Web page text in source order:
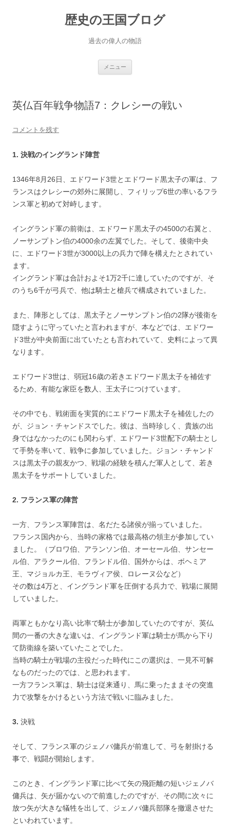
歴史の王国ブログ
過去の偉人の物語
メニュー
ス
英仏百年戦争物語7：クレシーの戦い
コメントを残す
1. 決戦のイングランド陣営
1346年8月26日、エドワード3世とエドワード黒太子の軍は、フ
ランスはクレシーの郊外に展開し、フィリップ6世の率いるフラ
ンス軍と初めて対峙します。
イングランド軍の前衛は、エドワード黒太子の4500の右翼と、
ノーサンプトン伯の4000余の左翼でした。そして、後衛中央
に、エドワード3世が3000以上の兵力で陣を構えたとされてい
ます。
イングランド軍は合計およそ1万2千に達していたのですが、そ
のうち6千が弓兵で、他は騎士と槍兵で構成されていました。
また、陣形としては、黒太子とノーサンプトン伯の2隊が後衛を
隠すように守っていたと言われますが、本などでは、エドワー
ド3世が中央前面に出ていたとも言われていて、史料によって異
なります。
エドワード3世は、弱冠16歳の若きエドワード黒太子を補佐す
るため、有能な家臣を数人、王太子につけています。
その中でも、戦術面を実質的にエドワード黒太子を補佐したの
が、ジョン・チャンドスでした。彼は、当時珍しく、貴族の出
身ではなかったのにも関わらず、エドワード3世配下の騎士とし
て手勢を率いて、戦争に参加していました。ジョン・チャンド
スは黒太子の親友かつ、戦場の経験を積んだ軍人として、若き
黒太子をサポートしていました。
2. フランス軍の陣営
一方、フランス軍陣営は、名だたる諸侯が揃っていました。
フランス国内から、当時の家格では最高格の領主が参加してい
ました。（ブロワ伯、アランソン伯、オーセール伯、サンセー
ル伯、アラクール伯、フランドル伯、国外からは、ボヘミア
王、マジョルカ王、モラヴィア侯、ロレーヌ公など）
その数は4万と、イングランド軍を圧倒する兵力で、戦場に展開
していました。
両軍ともかなり高い比率で騎士が参加していたのですが、英仏
間の一番の大きな違いは、イングランド軍は騎士が馬から下り
て防衛線を築いていたことでした。
当時の騎士が戦場の主役だった時代にこの選択は、一見不可解
なものだったのでは、と思われます。
一方フランス軍は、騎士は従来通り、馬に乗ったままその突進
力で攻撃をかけるという方法で戦いに臨みました。
3. 決戦
そして、フランス軍のジェノバ傭兵が前進して、弓を射掛ける
事で、戦闘が開始します。
このとき、イングランド軍に比べて矢の飛距離の短いジェノバ
傭兵は、矢が届かないので前進したのですが、その間に次々に
放つ矢が大きな犠牲を出して、ジェノバ傭兵部隊を撤退させた
といわれています。